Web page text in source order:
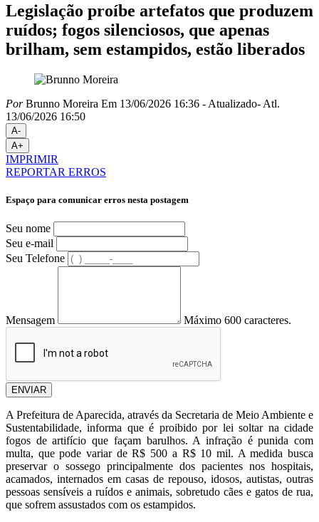
Legislação proíbe artefatos que produzem
ruídos; fogos silenciosos, que apenas
brilham, sem estampidos, estão liberados
PorBrunno Moreira Em 13/06/2026 16:36 - Atualizado- Atl.
13/06/2026 16:50
A-
A+
IMPRIMIR
REPORTAR ERROS
Espaço para comunicar erros nesta postagem
Seu nome
Seu e-mail
Seu Telefone
Mensagem Máximo 600 caracteres.
ENVIAR
A Prefeitura de Aparecida, através da Secretaria de Meio Ambiente e
Sustentabilidade, informa que é proibido por lei soltar na cidade
fogos de artifício que façam barulhos. A infração é punida com
multa, que pode variar de R$ 500 a R$ 10 mil. A medida busca
preservar o sossego principalmente dos pacientes nos hospitais,
acamados, internados em casas de repouso, idosos, autistas, outras
pessoas sensíveis a ruídos e animais, sobretudo cães e gatos de rua,
que sofrem assustados com os estampidos.